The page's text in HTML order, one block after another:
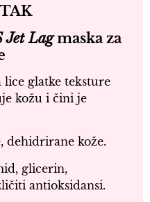
Jet Lagmaska za
lice glatke teksture
kožu i čini je
dehidrirane kože.
glicerin,
antioksidansi.